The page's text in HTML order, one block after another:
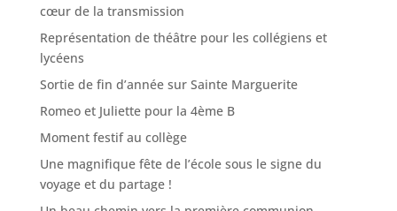
cœur de la transmission
Représentation de théâtre pour les collégiens et
lycéens
Sortie de fin d’année sur Sainte Marguerite
Romeo et Juliette pour la 4ème B
Moment festif au collège
Une magnifique fête de l’école sous le signe du
voyage et du partage !